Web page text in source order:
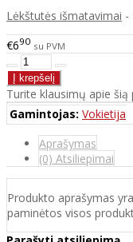
Lėkštutės išmatavimai -
€690 su PVM
Turite klausimų apie šią
Gamintojas: Vokietija
Aprašymas
(0) Atsiliepimai
Produkto aprašymas
paminėtos visos